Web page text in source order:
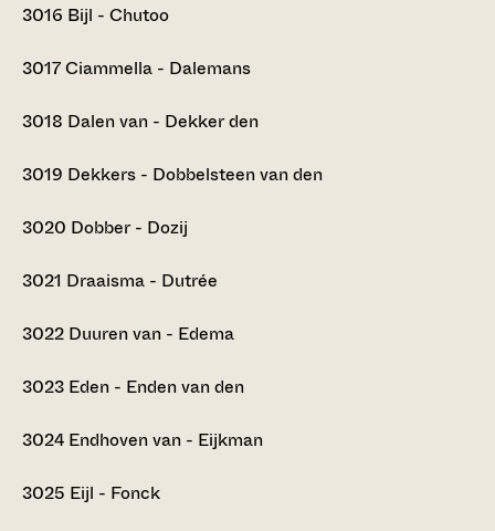
3016 Bijl - Chutoo
3017Ciammella - Dalemans
3018 Dalen van - Dekker den
3019 Dekkers - Dobbelsteen van den
3020 Dobber - Dozij
3021 Draaisma - Dutrée
3022 Duuren van - Edema
3023 Eden - Enden van den
3024 Endhoven van - Eijkman
3025 Eijl - Fonck